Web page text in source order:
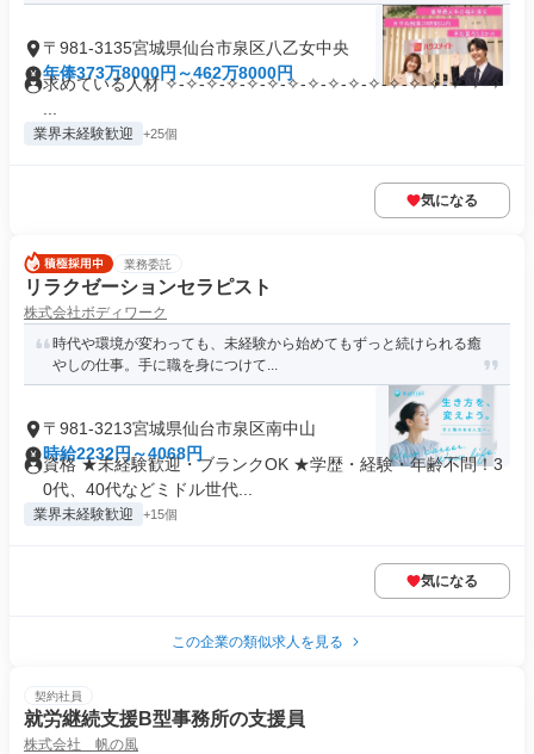
〒981-3135宮城県仙台市泉区八乙女中央
年俸373万8000円～462万8000円
求めている人材 ✧-✧-✧-✧-✧-✧-✧-✧-✧-✧-✧-✧-✧-✧-✧-✧-✧
業界未経験歓迎 +25個
気になる
業務委託
リラクゼーションセラピスト
株式会社ボディワーク
時代や環境が変わっても、未経験から始めてもずっと続けられる癒
やしの仕事。手に職を身につけて...
〒981-3213宮城県仙台市泉区南中山
時給2232円～4068円
資格 ★未経験歓迎・ブランクOK ★学歴・経験・年齢不問！3
0代、40代などミドル世代...
業界未経験歓迎 +15個
気になる
この企業の類似求人を見る
契約社員
就労継続支援B型事務所の支援員
株式会社 帆の風